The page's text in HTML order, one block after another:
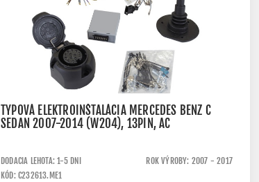
TYPOVÁ ELEKTROINŠTALÁCIA MERCEDES BENZ C
SEDAN 2007-2014 (W204), 13PIN, AC
DODACIA LEHOTA: 1-5 DNI
ROK VÝROBY: 2007 - 2017
KÓD: C232613.ME1